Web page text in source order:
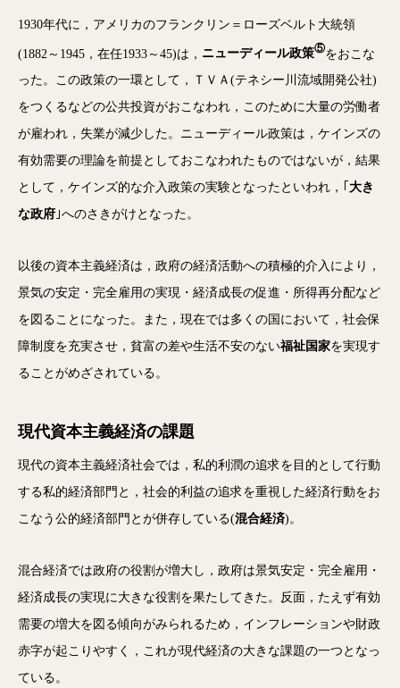
1930年代に，アメリカのフランクリン＝ローズベルト大統領
(1882～1945，在任1933～45)は， ニューディール政策⑤をおこな
った。この政策の一環として，ＴＶＡ(テネシー川流域開発公社)
をつくるなどの公共投資がおこなわれ，このために大量の労働者
が雇われ，失業が減少した。ニューディール政策は，ケインズの
有効需要の理論を前提としておこなわれたものではないが，結果
として，ケインズ的な介入政策の実験となったといわれ，｢ 大き
な政府 ｣へのさきがけとなった。
以後の資本主義経済は，政府の経済活動への積極的介入により，
景気の安定・完全雇用の実現・経済成長の促進・所得再分配など
を図ることになった。また，現在では多くの国において，社会保
障制度を充実させ，貧富の差や生活不安のない福祉国家を実現す
ることがめざされている。
現代資本主義経済の課題
現代の資本主義経済社会では，私的利潤の追求を目的として行動
する私的経済部門と，社会的利益の追求を重視した経済行動をお
こなう公的経済部門とが併存している(混合経済)。
混合経済では政府の役割が増大し，政府は景気安定・完全雇用・
経済成長の実現に大きな役割を果たしてきた。反面，たえず有効
需要の増大を図る傾向がみられるため，インフレーションや財政
赤字が起こりやすく，これが現代経済の大きな課題の一つとなっ
ている。